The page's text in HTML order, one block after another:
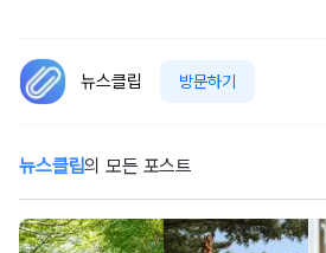
뉴스클립 방문하기
뉴스클립의 모든 포스트